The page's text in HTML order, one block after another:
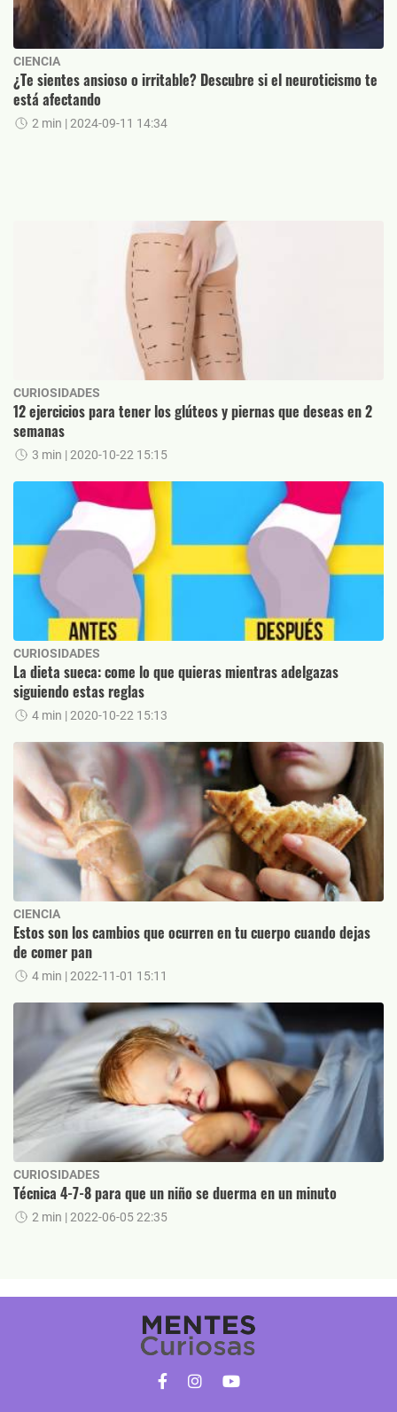
CIENCIA
¿Te sientes ansioso o irritable? Descubre si el neuroticismo te
está afectando
2 min | 2024-09-11 14:34
CURIOSIDADES
12 ejercicios para tener los glúteos y piernas que deseas en 2
semanas
3 min | 2020-10-22 15:15
CURIOSIDADES
La dieta sueca: come lo que quieras mientras adelgazas
siguiendo estas reglas
4 min | 2020-10-22 15:13
CIENCIA
Estos son los cambios que ocurren en tu cuerpo cuando dejas
de comer pan
4 min | 2022-11-01 15:11
CURIOSIDADES
Técnica 4-7-8 para que un niño se duerma en un minuto
2 min | 2022-06-05 22:35